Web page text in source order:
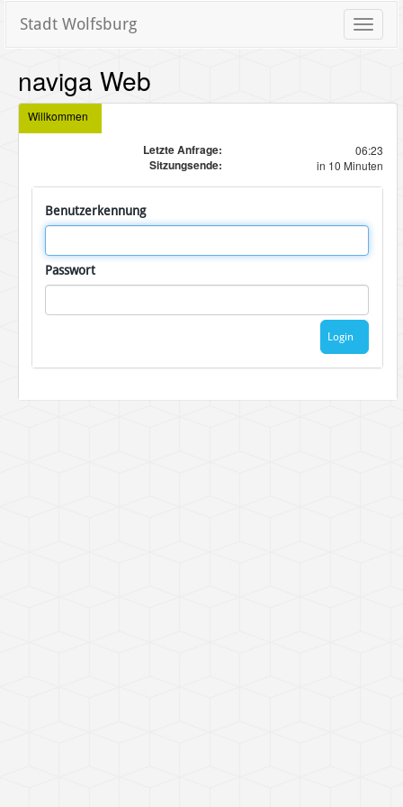
Toggle
Stadt Wolfsburg
naviga Web
Willkommen
Letzte Anfrage: 06:23
Sitzungsende: in 10 Minuten
Benutzerkennung
Passwort